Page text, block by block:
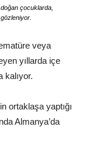
çocuklarda,
veya
yıllarda içe
kalıyor.
ortaklaşa yaptığı
Almanya’da